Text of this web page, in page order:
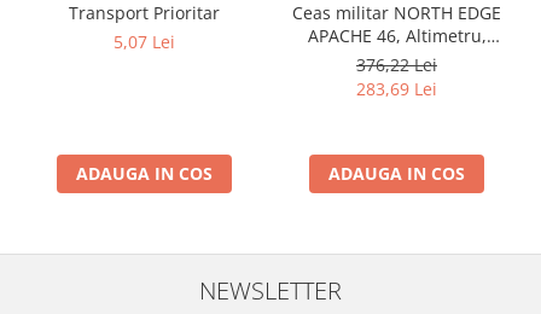
Transport Prioritar
5,07 Lei
ADAUGA IN COS
Ceas militar NORTH EDGE
APACHE 46, Altimetru,
Barometru, Cronometru,
Termometru, Pedometru,
376,22 Lei
283,69 Lei
ADAUGA IN COS
NEWSLETTER